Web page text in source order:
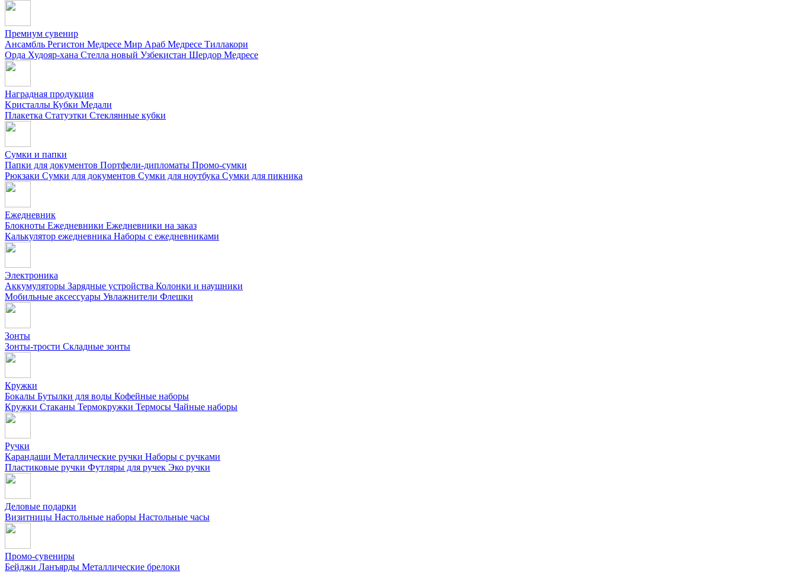
Премиум сувенир
Ансамбль Регистон Медресе Мир Араб Медресе Тиллакори
Орда Худояр-хана Стелла новый Узбекистан Шердор Медресе
Наградная продукция
Kристаллы Кубки Медали
Плакетка Статуэтки Стеклянные кубки
Сумки и папки
Папки для документов Портфели-дипломаты Промо-сумки
Рюкзаки Сумки для документов Сумки для ноутбука Сумки для пикника
Ежедневник
Блокноты Ежедневники Ежедневники на заказ
Калькулятор ежедневника Наборы с ежедневниками
Электроника
Аккумуляторы Зарядные устройства Колонки и наушники
Мобильные аксессуары Увлажнители Флешки
Зонты
Зонты-трости Складные зонты
Кружки
Бокалы Бутылки для воды Кофейные наборы
Кружки Стаканы Термокружки Термосы Чайные наборы
Ручки
Карандаши Металлические ручки Наборы с ручками
Пластиковые ручки Футляры для ручек Эко ручки
Деловые подарки
Визитницы Настольные наборы Настольные часы
Промо-сувениры
Бейджи Ланъярды Металлические брелоки